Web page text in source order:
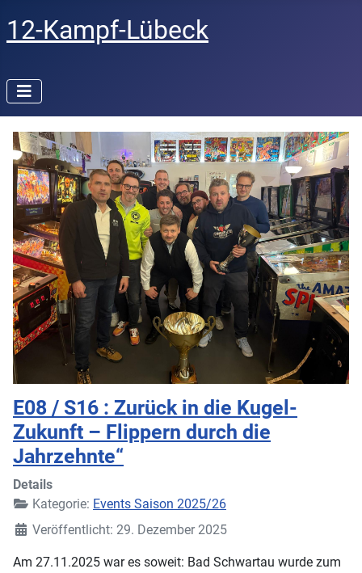
12-Kampf-Lübeck
E08 / S16 : Zurück in die Kugel-
Zukunft – Flippern durch die
Jahrzehnte“
Details
Kategorie: Events Saison 2025/26
Veröffentlicht: 29. Dezember 2025
Am 27.11.2025 war es soweit: Bad Schwartau wurde zum